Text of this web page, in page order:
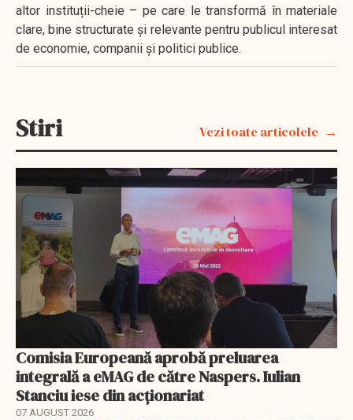
altor instituții-cheie – pe care le transformă în materiale
clare, bine structurate și relevante pentru publicul interesat
de economie, companii și politici publice.
Stiri Vezi toate articolele
Comisia Europeană aprobă preluarea
integrală a eMAG de către Naspers. Iulian
Stanciu iese din acționariat
07 AUGUST 2026